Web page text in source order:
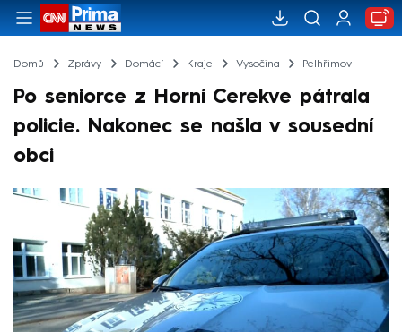
Domů Zprávy Domácí Kraje Vysočina Pelhřimov
Po seniorce z Horní Cerekve pátrala
policie. Nakonec se našla v sousední
obci